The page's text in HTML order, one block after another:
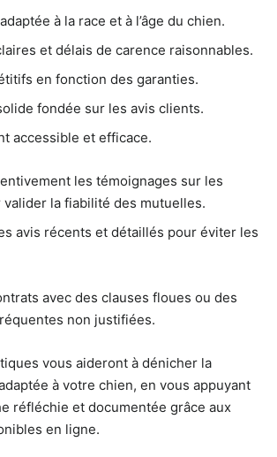
à la race et à l’âge du chien.
et délais de carence raisonnables.
en fonction des garanties.
fondée sur les avis clients.
accessible et efficace.
les témoignages sur les
la fiabilité des mutuelles.
avis récents et détaillés pour éviter les
avec des clauses floues ou des
non justifiées.
vous aideront à dénicher la
à votre chien, en vous appuyant
réfléchie et documentée grâce aux
en ligne.